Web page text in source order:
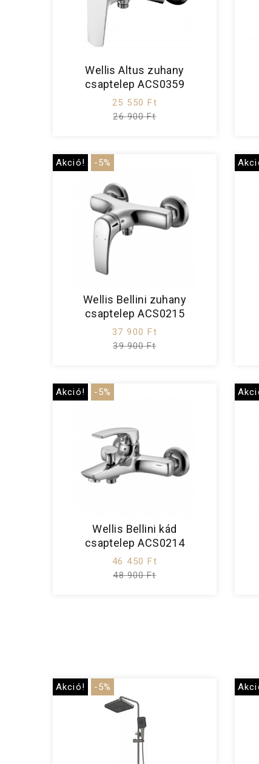
Wellis Altus zuhany
csaptelep ACS0359
25 550 Ft
26 900 Ft
Akció! -5%
Wellis Bellini zuhany
csaptelep ACS0215
37 900 Ft
39 900 Ft
Akció! -5%
Wellis Bellini kád
csaptelep ACS0214
46 450 Ft
48 900 Ft
Akció! -5%